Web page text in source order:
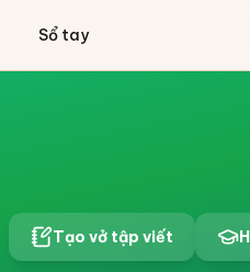
Sổ tay
Tạo vở tập viết